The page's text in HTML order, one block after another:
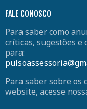
FALE CONOSCO
Para saber como
críticas, sugestões e
para:
Para saber sobre os
website, acesse